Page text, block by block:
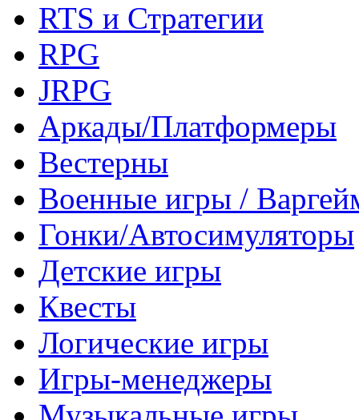
RTS и Стратегии
RPG
JRPG
Аркады/Платформеры
Вестерны
Военные игры /
Гонки/Автосимуляторы
Детские игры
Квесты
Логические игры
Игры-менеджеры